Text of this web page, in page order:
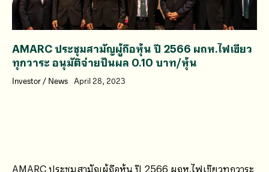
AMARC ประชุมสามัญผู้ถือหุ้น ปี 2566 ผถห.ไฟเขียว
ทุกวาระ อนุมัติจ่ายปันผล 0.10 บาท/หุ้น
Investor/ News April 28, 2023
AMARC ประชุมสามัญผู้ถือหุ้น ปี 2566 ผถห.ไฟเขียวทุกวาระ